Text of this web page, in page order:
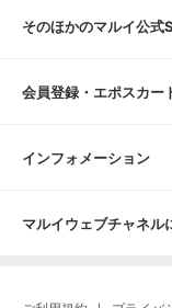
そのほかのマルイ公式
会員登録・エポスカー
インフォメーション
マルイウェブチャネル